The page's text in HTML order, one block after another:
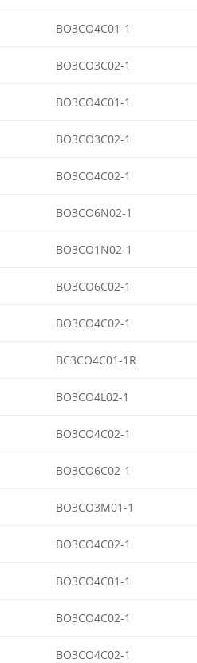
BO3CO4C01-1
BO3CO3C02-1
BO3CO4C01-1
BO3CO3C02-1
BO3CO4C02-1
BO3CO6N02-1
BO3CO1N02-1
BO3CO6C02-1
BO3CO4C02-1
BC3CO4C01-1R
BO3CO4L02-1
BO3CO4C02-1
BO3CO6C02-1
BO3CO3M01-1
BO3CO4C02-1
BO3CO4C01-1
BO3CO4C02-1
BO3CO4C02-1